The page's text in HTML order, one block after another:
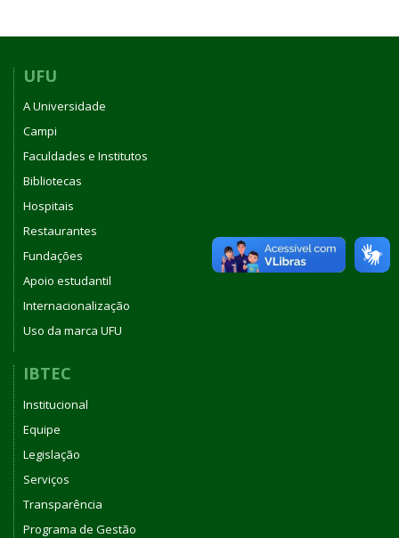
(LBBM)
de
UFU
A Universidade
Campi
Faculdades e Institutos
Bibliotecas
Hospitais
Restaurantes
Fundações
Apoio estudantil
Internacionalização
Uso da marca UFU
IBTEC
Institucional
Equipe
Legislação
Serviços
Transparência
Programa de Gestão